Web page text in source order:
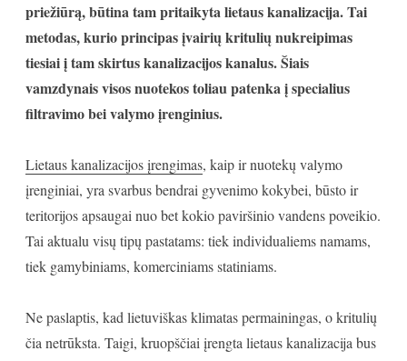
priežiūrą, būtina tam pritaikyta lietaus kanalizacija. Tai
metodas, kurio principas įvairių kritulių nukreipimas
tiesiai į tam skirtus kanalizacijos kanalus. Šiais
vamzdynais visos nuotekos toliau patenka į specialius
filtravimo bei valymo įrenginius.
Lietaus kanalizacijos įrengimas, kaip ir nuotekų valymo
įrenginiai, yra svarbus bendrai gyvenimo kokybei, būsto ir
teritorijos apsaugai nuo bet kokio paviršinio vandens poveikio.
Tai aktualu visų tipų pastatams: tiek individualiems namams,
tiek gamybiniams, komerciniams statiniams.
Ne paslaptis, kad lietuviškas klimatas permainingas, o kritulių
čia netrūksta. Taigi, kruopščiai įrengta lietaus kanalizacija bus